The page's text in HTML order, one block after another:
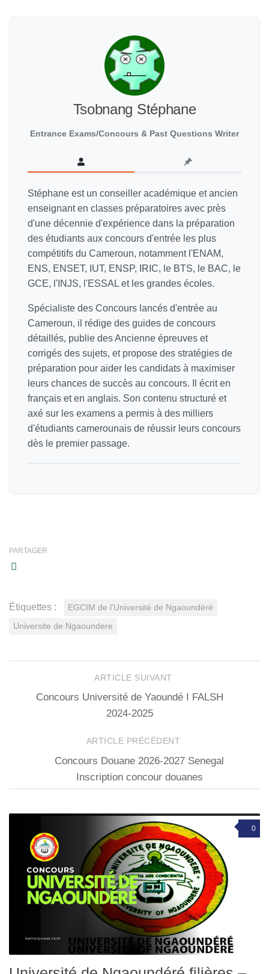
Tsobnang Stéphane
Entrance Exams/Concours & Past Questions Writer
Stéphane est un conseiller académique et ancien
enseignant en classes préparatoires avec près
d'une décennie d'expérience dans la préparation
des étudiants aux concours d'entrée les plus
compétitifs du Cameroun, notamment l'ENAM,
ENS, ENSET, IUT, ENSP, IRIC, le BTS, le BAC, le
GCE, l'INJS, l'ESSAL et les grandes écoles.
Spécialiste des Concours lancés d'entrée au
Cameroun, il rédige des guides de concours
détaillés, publie des Ancienne épreuves et
corrigés des sujets, et propose des stratégies de
préparation pour aider les candidats à maximiser
leurs chances de succès au concours. Il écrit en
français et en anglais. Son contenu structuré et
axé sur les examens a permis à des milliers
d'étudiants camerounais de réussir leurs concours
dès le premier passage.
PARTAGER
Étiquettes : EGCIM de l’Université de Ngaoundéré
Universite de Ngaoundere
ARTICLE SUIVANT
Concours Université de Yaoundé I FALSH
2024-2025
ARTICLE PRÉCÉDENT
Concours Douane 2026-2027 Senegal
Inscription concour douanes
0